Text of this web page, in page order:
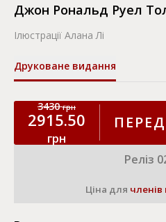
Джон Рональд Руел
Ілюстрації Алана Лі
Друковане видання
3430грн
2915.50
грн
Реліз
Ціна для членів